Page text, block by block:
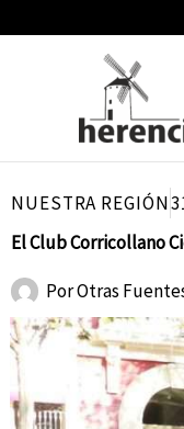
NUESTRA REGIÓN
El Club Corricollano
PorOtras